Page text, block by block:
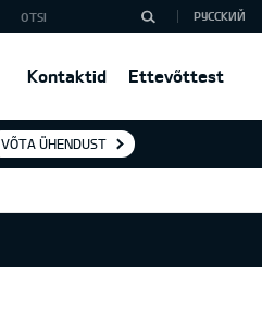
Kontaktid Ettevõttest
РУССКИЙ
VÕTA ÜHENDUST